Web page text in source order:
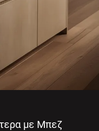
με Μπεζ